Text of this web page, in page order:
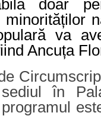
doar
minorităților
va
Ancuța
în